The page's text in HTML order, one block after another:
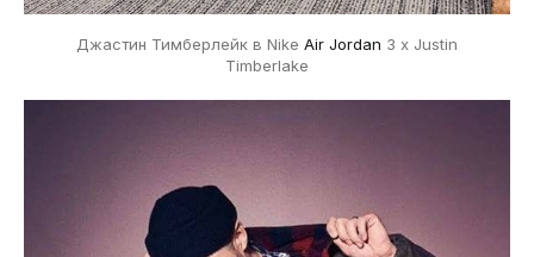
Джастин Тимберлейк в Nike Air Jordan 3 x Justin
Timberlake